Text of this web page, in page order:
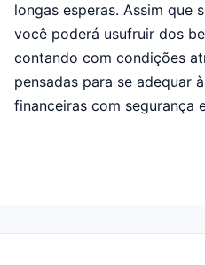
longas esperas. Assim que
você poderá usufruir dos
contando com condições
pensadas para se adequar
financeiras com segurança